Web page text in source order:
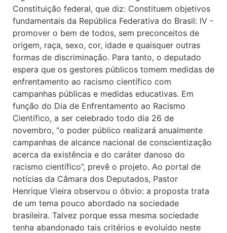
Constituição federal, que diz: Constituem objetivos
fundamentais da República Federativa do Brasil: IV -
promover o bem de todos, sem preconceitos de
origem, raça, sexo, cor, idade e quaisquer outras
formas de discriminação. Para tanto, o deputado
espera que os gestores públicos tomem medidas de
enfrentamento ao racismo científico com
campanhas públicas e medidas educativas. Em
função do Dia de Enfrentamento ao Racismo
Científico, a ser celebrado todo dia 26 de
novembro, “o poder público realizará anualmente
campanhas de alcance nacional de conscientização
acerca da existência e do caráter danoso do
racismo científico”, prevê o projeto. Ao portal de
notícias da Câmara dos Deputados, Pastor
Henrique Vieira observou o óbvio: a proposta trata
de um tema pouco abordado na sociedade
brasileira. Talvez porque essa mesma sociedade
tenha abandonado tais critérios e evoluído neste